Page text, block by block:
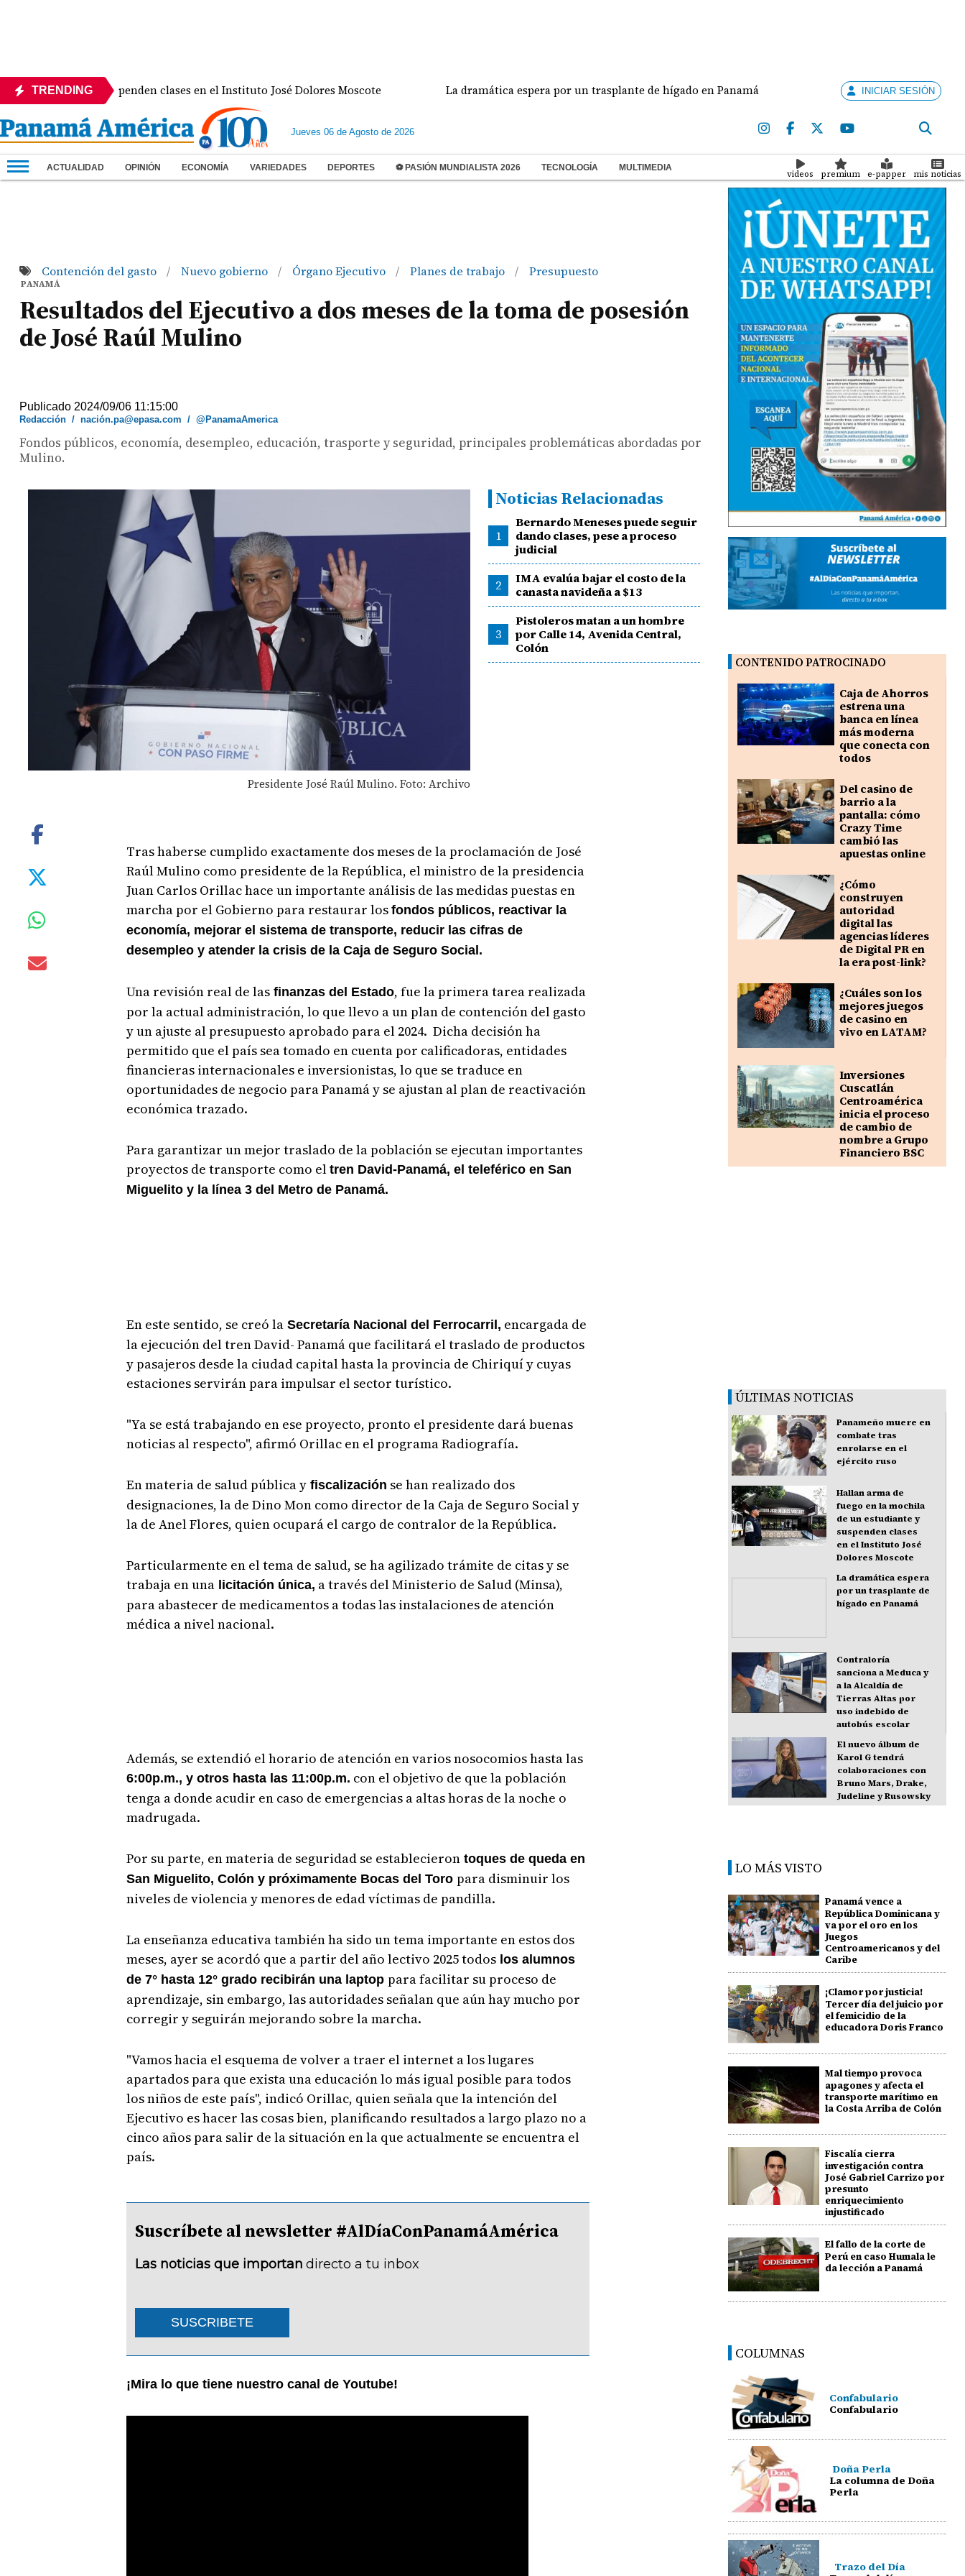
TRENDING
y suspenden clases en el Instituto José Dolores Moscote La dramática espera por un trasplante de hígado en Panamá Contraloría sanciona a Meduca
INICIAR SESIÓN
Jueves 06 de Agosto de 2026
ACTUALIDAD OPINIÓN ECONOMÍA VARIEDADES DEPORTES ⚽ PASIÓN MUNDIALISTA 2026 TECNOLOGÍA MULTIMEDIA
videos premium e-papper mis noticias
Contención del gasto / Nuevo gobierno / Órgano Ejecutivo / Planes de trabajo / Presupuesto
PANAMÁ
Resultados del Ejecutivo a dos meses de la toma de posesión
de José Raúl Mulino
Publicado 2024/09/06 11:15:00
Redacción /nación.pa@epasa.com /@PanamaAmerica
Fondos públicos, economía, desempleo, educación, trasporte y seguridad, principales problemáticas abordadas por
Mulino.
Presidente José Raúl Mulino. Foto: Archivo
Noticias Relacionadas
1
Bernardo Meneses puede seguir
dando clases, pese a proceso
judicial
2
IMA evalúa bajar el costo de la
canasta navideña a $13
3
Pistoleros matan a un hombre
por Calle 14, Avenida Central,
Colón
Tras haberse cumplido exactamente dos meses de la proclamación de José
Raúl Mulino como presidente de la República, el ministro de la presidencia
Juan Carlos Orillac hace un importante análisis de las medidas puestas en
marcha por el Gobierno para restaurar los fondos públicos, reactivar la
economía, mejorar el sistema de transporte, reducir las cifras de
desempleo y atender la crisis de la Caja de Seguro Social.
Una revisión real de lasfinanzas del Estado, fue la primera tarea realizada
por la actual administración, lo que llevo a un plan de contención del gasto
y un ajuste al presupuesto aprobado para el 2024. Dicha decisión ha
permitido que el país sea tomado en cuenta por calificadoras, entidades
financieras internacionales e inversionistas, lo que se traduce en
oportunidades de negocio para Panamá y se ajustan al plan de reactivación
económica trazado.
Para garantizar un mejor traslado de la población se ejecutan importantes
proyectos de transporte como el tren David-Panamá, el teleférico en San
Miguelito y la línea 3 del Metro de Panamá.
En este sentido, se creó la Secretaría Nacional del Ferrocarril, encargada de
la ejecución del tren David- Panamá que facilitará el traslado de productos
y pasajeros desde la ciudad capital hasta la provincia de Chiriquí y cuyas
estaciones servirán para impulsar el sector turístico.
"Ya se está trabajando en ese proyecto, pronto el presidente dará buenas
noticias al respecto", afirmó Orillac en el programa Radiografía.
En materia de salud pública yfiscalización se han realizado dos
designaciones, la de Dino Mon como director de la Caja de Seguro Social y
la de Anel Flores, quien ocupará el cargo de contralor de la República.
Particularmente en el tema de salud, se ha agilizado trámite de citas y se
trabaja en una licitación única, a través del Ministerio de Salud (Minsa),
para abastecer de medicamentos a todas las instalaciones de atención
médica a nivel nacional.
Además, se extendió el horario de atención en varios nosocomios hasta las
6:00p.m., y otros hasta las 11:00p.m. con el objetivo de que la población
tenga a donde acudir en caso de emergencias a altas horas de la noche o
madrugada.
Por su parte, en materia de seguridad se establecieron toques de queda en
San Miguelito, Colón y próximamente Bocas del Toro para disminuir los
niveles de violencia y menores de edad víctimas de pandilla.
La enseñanza educativa también ha sido un tema importante en estos dos
meses, ayer se acordó que a partir del año lectivo 2025 todoslos alumnos
de 7° hasta 12° grado recibirán una laptop para facilitar su proceso de
aprendizaje, sin embargo, las autoridades señalan que aún hay mucho por
corregir y seguirán mejorando sobre la marcha.
"Vamos hacia el esquema de volver a traer el internet a los lugares
apartados para que exista una educación lo más igual posible para todos
los niños de este país", indicó Orillac, quien señala que la intención del
Ejecutivo es hacer las cosas bien, planificando resultados a largo plazo no a
cinco años para salir de la situación en la que actualmente se encuentra el
país.
Suscríbete al newsletter #AlDíaConPanamáAmérica
Las noticias que importan directo a tu inbox
SUSCRIBETE
¡Mira lo que tiene nuestro canal de Youtube!
CONTENIDO PATROCINADO
Caja de Ahorros
estrena una
banca en línea
más moderna
que conecta con
todos
Del casino de
barrio a la
pantalla: cómo
Crazy Time
cambió las
apuestas online
¿Cómo
construyen
autoridad
digital las
agencias líderes
de Digital PR en
la era post-link?
¿Cuáles son los
mejores juegos
de casino en
vivo en LATAM?
Inversiones
Cuscatlán
Centroamérica
inicia el proceso
de cambio de
nombre a Grupo
Financiero BSC
ÚLTIMAS NOTICIAS
Panameño muere en
combate tras
enrolarse en el
ejército ruso
Hallan arma de
fuego en la mochila
de un estudiante y
suspenden clases
en el Instituto José
Dolores Moscote
La dramática espera
por un trasplante de
hígado en Panamá
Contraloría
sanciona a Meduca y
a la Alcaldía de
Tierras Altas por
uso indebido de
autobús escolar
El nuevo álbum de
Karol G tendrá
colaboraciones con
Bruno Mars, Drake,
Judeline y Rusowsky
LO MÁS VISTO
Panamá vence a
República Dominicana y
va por el oro en los
Juegos
Centroamericanos y del
Caribe
¡Clamor por justicia!
Tercer día del juicio por
el femicidio de la
educadora Doris Franco
Mal tiempo provoca
apagones y afecta el
transporte marítimo en
la Costa Arriba de Colón
Fiscalía cierra
investigación contra
José Gabriel Carrizo por
presunto
enriquecimiento
injustificado
El fallo de la corte de
Perú en caso Humala le
da lección a Panamá
COLUMNAS
Confabulario
Confabulario
Doña Perla
La columna de Doña
Perla
Trazo del Día